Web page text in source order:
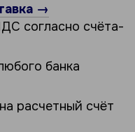
→
согласно счёта-
банка
расчетный счёт